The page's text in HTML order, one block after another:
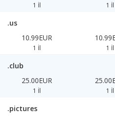
1 İl 1 İl
.us
10.99EUR
1 İl 1 İl
.club
25.00EUR
1 İl 1 İl
.pictures